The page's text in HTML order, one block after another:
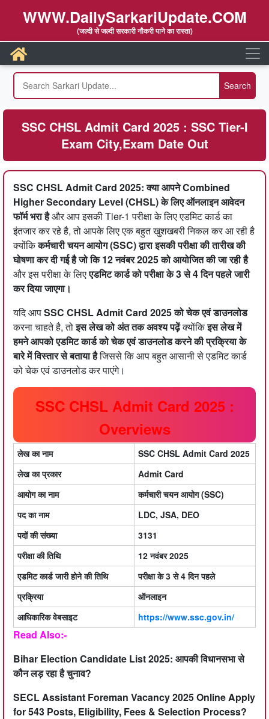
WWW.DailySarkariUpdate.COM
(जल्दी से जल्दी सरकारी नौकरी पाने का रास्ता)
SSC CHSL Admit Card 2025 : SSC Tier-I
Exam City,Exam Date Out
SSC CHSL Admit Card 2025: क्या आपने Combined
Higher Secondary Level (CHSL) के लिए ऑनलाइन आवेदन
फॉर्म भरा हैऔर आप इसकी Tier-1 परीक्षा के लिए एडमिट कार्ड का
इंतजार कर रहे है, तो आपके लिए एक बहुत खुशखबरी निकल कर आ रही है
क्योंकिकर्मचारी चयन आयोग (SSC) द्वारा इसकी परीक्षा की तारीख की
घोषणा कर दी गई है जो कि 12 नवंबर 2025 को आयोजित की जा रही है
और इस परीक्षा के लिएएडमिट कार्ड को परीक्षा के 3 से 4 दिन पहले जारी
कर दिया जाएगा।
यदि आपSSC CHSL Admit Card 2025 को चेक एवं डाउनलोड
करना चाहते है, तोइस लेख को अंत तक अवश्य पढ़ेंक्योंकिइस लेख में
हमने आपको एडमिट कार्ड को चेक एवं डाउनलोड करने की प्रक्रिया के
बारे में विस्तार से बताया हैजिससे कि आप बहुत आसानी से एडमिट कार्ड
को चेक एवं डाउनलोड कर पाएंगे।
SSC CHSL Admit Card 2025 :
Overviews
लेख का नाम
SSC CHSL Admit Card 2025
लेख का प्रकार
Admit Card
आयोग का नाम
कर्मचारी चयन आयोग (SSC)
पद का नाम
LDC, JSA, DEO
पदों की संख्या
3131
परीक्षा की तिथि
12 नवंबर 2025
एडमिट कार्ड जारी होने की तिथि
परीक्षा के 3 से 4 दिन पहले
प्रक्रिया
ऑनलाइन
आधिकारिक वेबसाइट
https://www.ssc.gov.in/
Read Also:-
Bihar Election Candidate List 2025: आपकी विधानसभा से
कौन लड़ रहा है चुनाव?
SECL Assistant Foreman Vacancy 2025 Online Apply
for 543 Posts, Eligibility, Fees & Selection Process?